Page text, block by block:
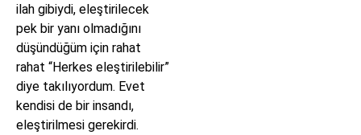
ilah gibiydi, eleştirilecek
pek bir yanı olmadığını
düşündüğüm için rahat
rahat “Herkes eleştirilebilir”
diye takılıyordum. Evet
kendisi de bir insandı,
eleştirilmesi gerekirdi.